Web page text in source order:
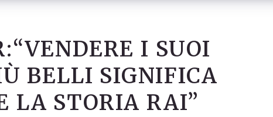
I SUOI
BELLI SIGNIFICA
LA STORIA RAI”